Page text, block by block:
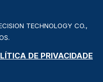
TECHNOLOGY CO.,
DE PRIVACIDADE